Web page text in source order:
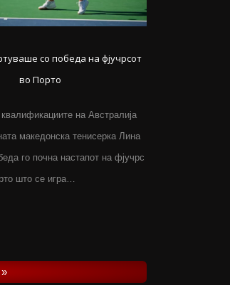
со победа на фјучрсот
во Порто
на Австралија
македонска тенисерка Лина
го почна настапот на фјучрс
што се игра…
»